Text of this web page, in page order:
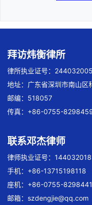
拜访炜衡律所
律所执业证号：
地址：广东省深圳市南山区
邮编：518057
传真：+86-0755-
联系邓杰律师
律师执业证号：
手机：+86-13715198118
座机：+86-0755-
邮箱： szdengjie@qq.com